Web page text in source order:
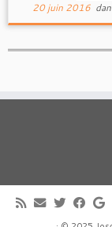
20 juin 2016